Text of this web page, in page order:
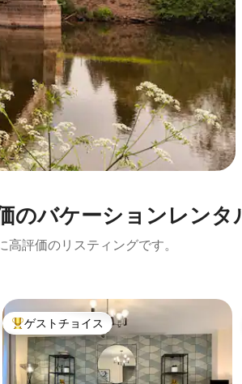
のバ⁠ケ⁠ー⁠シ⁠ョ⁠ン⁠レ⁠ン⁠タ⁠
評価のリスティングです。
大好評のゲストチョイスです。
ゲストチョイス